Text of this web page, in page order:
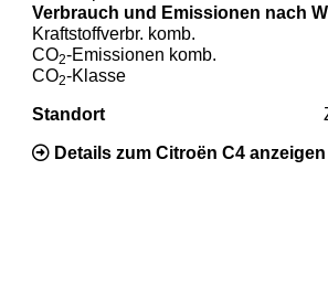
Verbrauch und Emissionen nach
Kraftstoffverbr. komb.
CO2-Emissionen komb.
CO2-Klasse
Standort
Details zum Citroën C4 anzeigen